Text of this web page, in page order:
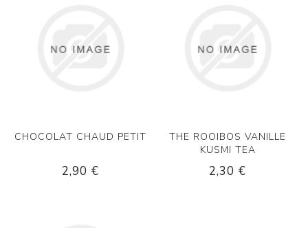
CHOCOLAT CHAUD PETIT
2,90 €
THE ROOIBOS VANILLE
KUSMI TEA
2,30 €